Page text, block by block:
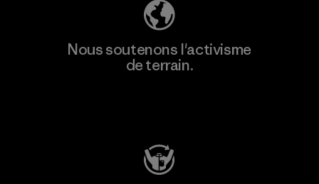
Nous soutenons l'activisme
de terrain.